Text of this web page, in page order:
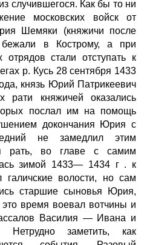
случившегося. Как бы то ни
московских войск от
Шемяки (княжичи после
в Кострому, а при
отрядов стали отступать к
р. Кусь 28 сентября 1433
князь Юрий Патрикеевич
княжичей оказались
послал им на помощь
докончания Юрия с
не замедлил этим
рать, во главе с самим
зимой 1433— 1434 г . к
галичские волости, но сам
старшие сыновья Юрия,
время воевал вотчины и
Василия — Ивана и
Нетрудно заметить, как